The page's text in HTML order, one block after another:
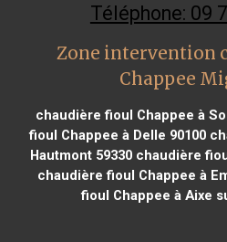
Téléphone: 09
Zone intervention
Chappee
chaudière fioul Chappee à
fioul Chappee à Delle 90100
Hautmont 59330 chaudière
chaudière fioul Chappee à
fioul Chappee à Aixe